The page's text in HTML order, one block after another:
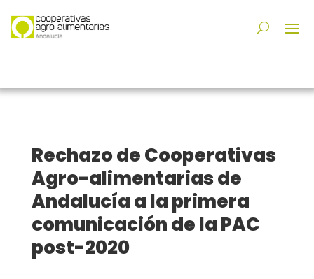
Rechazo de Cooperativas
Agro-alimentarias de
Andalucía a la primera
comunicación de la PAC
post-2020